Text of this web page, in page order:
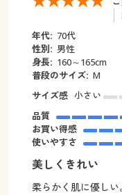
年代: 70代
性別: 男性
身長: 160～165cm
普段のサイズ: M
サイズ感 小さい
品質
お買い得感
使いやすさ
美しくきれい
柔らかく肌に優し